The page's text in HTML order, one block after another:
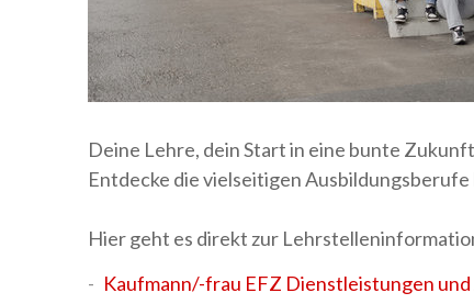
Deine Lehre, dein Start in eine bunte
Entdecke die vielseitigen
Hier geht es direkt zur
Kaufmann/-frau EFZ Dienstleistungen